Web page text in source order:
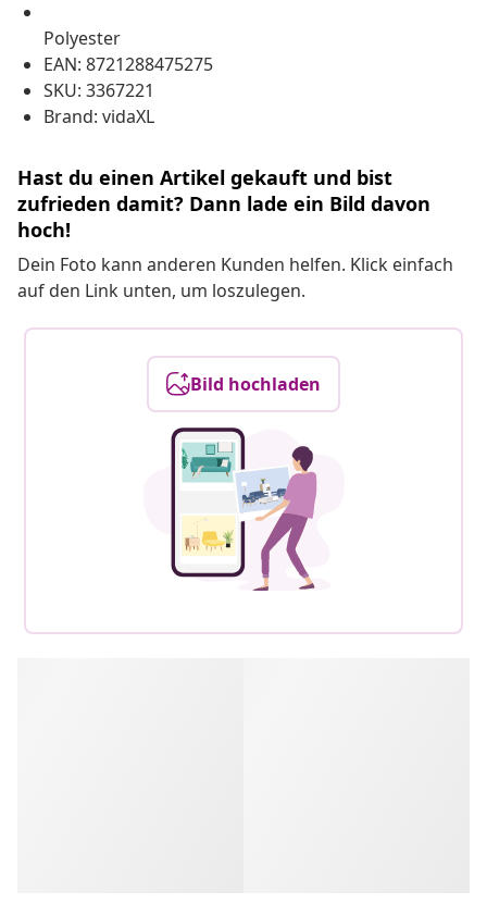
Polyester
EAN: 8721288475275
SKU: 3367221
Brand: vidaXL
Hast du einen Artikel gekauft und bist
zufrieden damit? Dann lade ein Bild davon
hoch!
Dein Foto kann anderen Kunden helfen. Klick einfach
auf den Link unten, um loszulegen.
Bild hochladen